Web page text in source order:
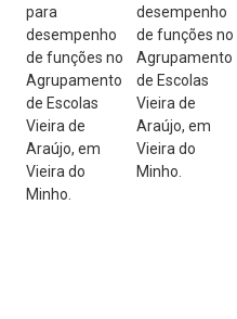
Fale Connosco (Eq. Avaliação
para
desempenho
de funções no
Agrupamento
de Escolas
Vieira de
Araújo, em
Vieira do
Minho.
desempenho
de funções no
Agrupamento
de Escolas
Vieira de
Araújo, em
Vieira do
Minho.